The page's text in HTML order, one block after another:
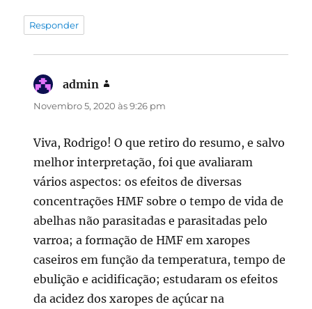
Responder
admin
Novembro 5, 2020 às 9:26 pm
Viva, Rodrigo! O que retiro do resumo, e salvo
melhor interpretação, foi que avaliaram
vários aspectos: os efeitos de diversas
concentrações HMF sobre o tempo de vida de
abelhas não parasitadas e parasitadas pelo
varroa; a formação de HMF em xaropes
caseiros em função da temperatura, tempo de
ebulição e acidificação; estudaram os efeitos
da acidez dos xaropes de açúcar na